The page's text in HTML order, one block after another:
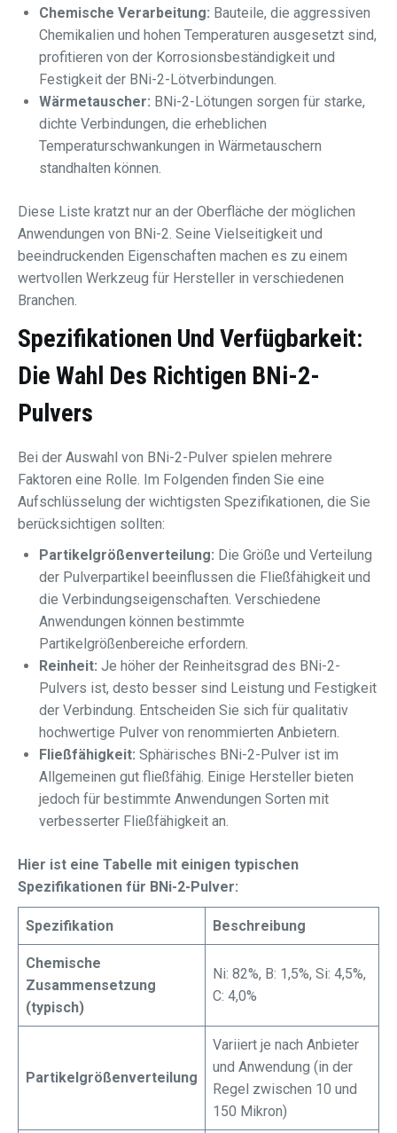
Chemische Verarbeitung: Bauteile, die aggressiven
Chemikalien und hohen Temperaturen ausgesetzt sind,
profitieren von der Korrosionsbeständigkeit und
Festigkeit der BNi-2-Lötverbindungen.
Wärmetauscher: BNi-2-Lötungen sorgen für starke,
dichte Verbindungen, die erheblichen
Temperaturschwankungen in Wärmetauschern
standhalten können.
Diese Liste kratzt nur an der Oberfläche der möglichen
Anwendungen von BNi-2. Seine Vielseitigkeit und
beeindruckenden Eigenschaften machen es zu einem
wertvollen Werkzeug für Hersteller in verschiedenen
Branchen.
Spezifikationen Und Verfügbarkeit:
Die Wahl Des Richtigen BNi-2-
Pulvers
Bei der Auswahl von BNi-2-Pulver spielen mehrere
Faktoren eine Rolle. Im Folgenden finden Sie eine
Aufschlüsselung der wichtigsten Spezifikationen, die Sie
berücksichtigen sollten:
Partikelgrößenverteilung: Die Größe und Verteilung
der Pulverpartikel beeinflussen die Fließfähigkeit und
die Verbindungseigenschaften. Verschiedene
Anwendungen können bestimmte
Partikelgrößenbereiche erfordern.
Reinheit: Je höher der Reinheitsgrad des BNi-2-
Pulvers ist, desto besser sind Leistung und Festigkeit
der Verbindung. Entscheiden Sie sich für qualitativ
hochwertige Pulver von renommierten Anbietern.
Fließfähigkeit: Sphärisches BNi-2-Pulver ist im
Allgemeinen gut fließfähig. Einige Hersteller bieten
jedoch für bestimmte Anwendungen Sorten mit
verbesserter Fließfähigkeit an.
Hier ist eine Tabelle mit einigen typischen
Spezifikationen für BNi-2-Pulver:
Spezifikation Beschreibung
Chemische
Zusammensetzung
(typisch)
Ni: 82%, B: 1,5%, Si: 4,5%,
C: 4,0%
Partikelgrößenverteilung
Variiert je nach Anbieter
und Anwendung (in der
Regel zwischen 10 und
150 Mikron)